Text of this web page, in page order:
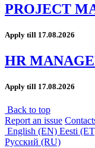
PROJECT
Apply till 17.08.2026
HR
Apply till 17.08.2026
Back to top
Report an issue
English (EN) Eesti
Русский (RU)